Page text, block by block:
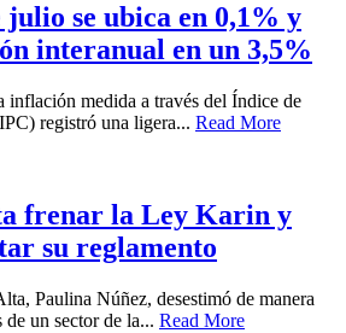
se ubica en 0,1% y
interanual en un 3,5%
medida a través del Índice de
registró una ligera... Read More
frenar la Ley Karin y
su reglamento
Paulina Núñez, desestimó de manera
un sector de la... Read More